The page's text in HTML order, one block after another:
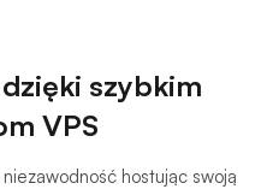
szybkim
VPS
hostując swoją